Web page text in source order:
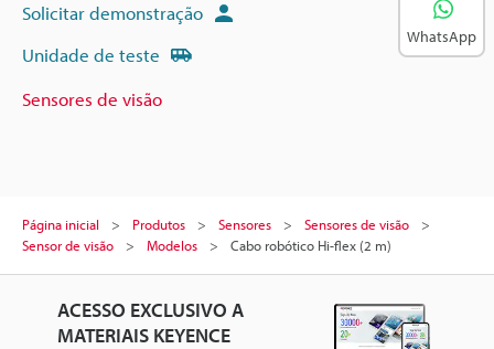
Solicitar demonstração
Unidade de teste
Sensores de visão
Página inicial Produtos Sensores
Sensores de visão
Sensor de visão
Modelos Cabo robótico Hi-flex (2 m)
ACESSO EXCLUSIVO A
MATERIAIS KEYENCE
WhatsApp